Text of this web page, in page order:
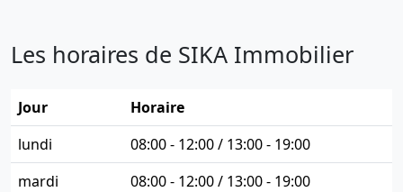
Les horaires de SIKA Immobilier
Jour
Horaire
lundi
08:00 - 12:00 / 13:00 - 19:00
mardi
08:00 - 12:00 / 13:00 - 19:00